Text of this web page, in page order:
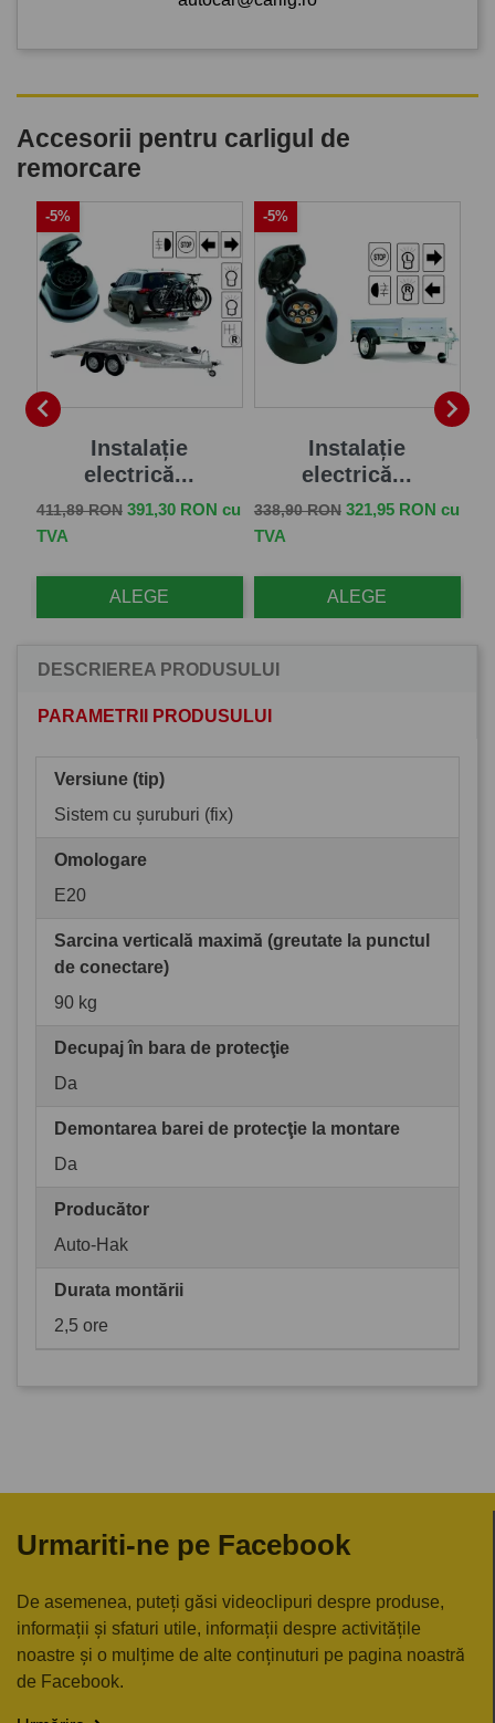
Accesorii pentru carligul de
remorcare

Instalație
electrică...
Pret de baza
411,89 RON Pret
391,30 RON cu
TVA
ALEGE
-5%
Instalație
electrică...
Pret de baza
338,90 RON Pret
321,95 RON cu
TVA
ALEGE
-5%

DESCRIEREA PRODUSULUI
PARAMETRII PRODUSULUI
Versiune (tip)
Sistem cu șuruburi (fix)
Omologare
E20
Sarcina verticală maximă (greutate la punctul
de conectare)
90 kg
Decupaj în bara de protecţie
Da
Demontarea barei de protecţie la montare
Da
Producător
Auto-Hak
Durata montării
2,5 ore
Urmariti-ne pe Facebook
De asemenea, puteți găsi videoclipuri despre produse,
informații și sfaturi utile, informații despre activitățile
noastre și o mulțime de alte conținuturi pe pagina noastră
de Facebook.